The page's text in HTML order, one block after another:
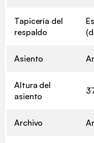
Tapicería del
respaldo
Asiento
Altura del
asiento
Archivo